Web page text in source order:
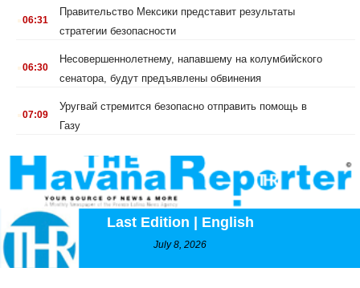
.06:31
Правительство Мексики представит результаты
стратегии безопасности
.06:30
Несовершеннолетнему, напавшему на колумбийского
сенатора, будут предъявлены обвинения
.07:09
Уругвай стремится безопасно отправить помощь в
Газу
Last Edition | English
July 8, 2026